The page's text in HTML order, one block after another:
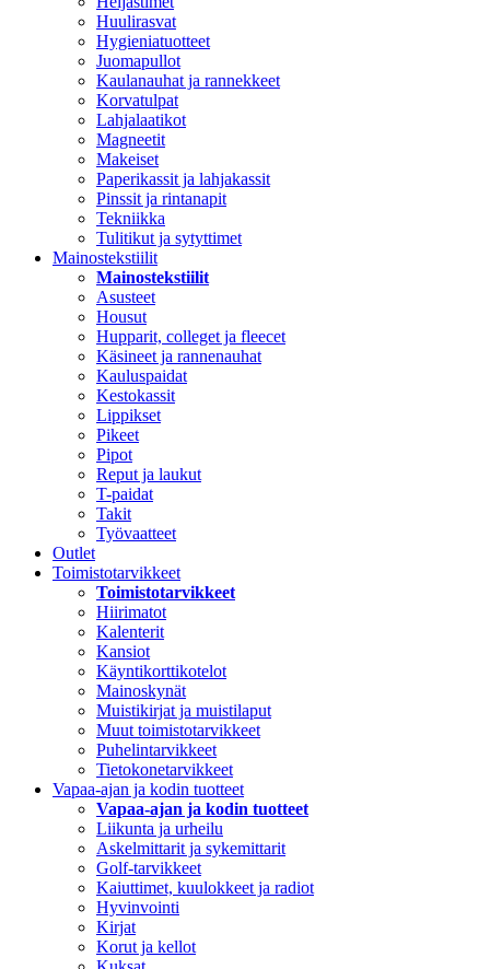
Huulirasvat
Hygieniatuotteet
Juomapullot
Kaulanauhat ja rannekkeet
Korvatulpat
Lahjalaatikot
Magneetit
Makeiset
Paperikassit ja lahjakassit
Pinssit ja rintanapit
Tekniikka
Tulitikut ja sytyttimet
Mainostekstiilit
Mainostekstiilit
Asusteet
Housut
Hupparit, colleget ja fleecet
Käsineet ja rannenauhat
Kauluspaidat
Kestokassit
Lippikset
Pikeet
Pipot
Reput ja laukut
T-paidat
Takit
Työvaatteet
Outlet
Toimistotarvikkeet
Toimistotarvikkeet
Hiirimatot
Kalenterit
Kansiot
Käyntikorttikotelot
Mainoskynät
Muistikirjat ja muistilaput
Muut toimistotarvikkeet
Puhelintarvikkeet
Tietokonetarvikkeet
Vapaa-ajan ja kodin tuotteet
Vapaa-ajan ja kodin tuotteet
Liikunta ja urheilu
Askelmittarit ja sykemittarit
Golf-tarvikkeet
Kaiuttimet, kuulokkeet ja radiot
Hyvinvointi
Kirjat
Korut ja kellot